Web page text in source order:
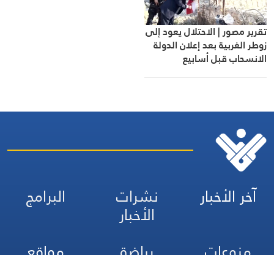
تقرير مصور | الاحتلال يعود إلى
زوطر الغربية بعد إعلان الدولة
الانسحاب قبل أسابيع
آخر الأخبار نشرات
الأخبار
البرامج